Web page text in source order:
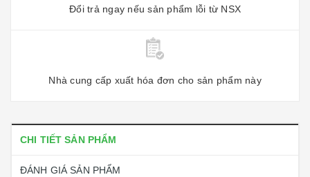
Đổi trả ngay nếu sản phẩm lỗi từ NSX
Nhà cung cấp xuất hóa đơn cho sản phẩm này
CHI TIẾT SẢN PHẨM
ĐÁNH GIÁ SẢN PHẨM